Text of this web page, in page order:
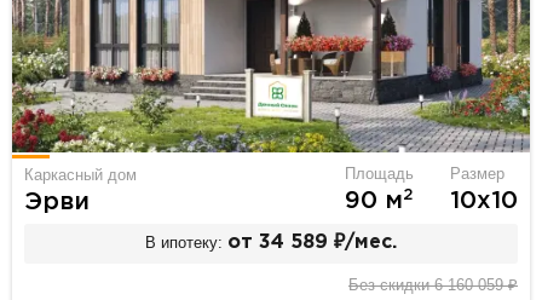
Каркасный дом
Эрви
Площадь
90 м2
Размер
10х10
В ипотеку: от 34 589 ₽/мес.
Без скидки 6 160 059 ₽